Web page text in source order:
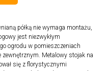
półką nie wymaga montażu,
jest niezwykłym
ogrodu w pomieszczeniach
Metalowy stojak na
się z florystycznymi